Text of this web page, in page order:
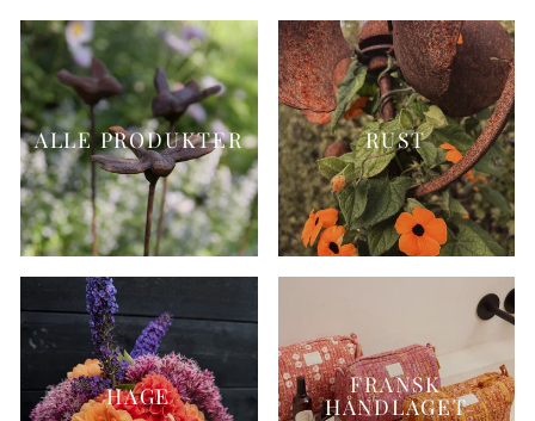
ALLE PRODUKTER RUST
HAGE
FRANSK
HÅNDLAGET